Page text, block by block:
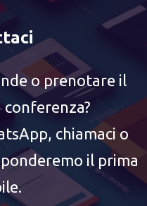
o prenotare il
chiamaci o
il prima